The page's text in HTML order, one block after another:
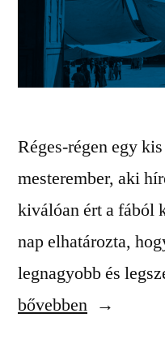
Réges-régen egy
mesterember, aki
kiválóan ért a fából
nap elhatározta,
legnagyobb és
bővebben